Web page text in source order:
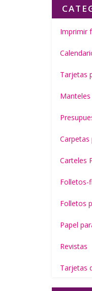
Imprimir
Tarjetas
Manteles
Carpetas
Carteles
Folletos-
Folletos
Papel
Revistas
Tarjetas